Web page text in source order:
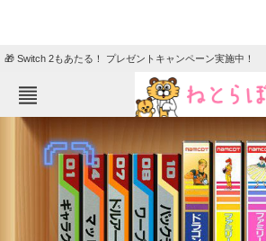
🎁 Switch 2もあたる！ プレゼントキャンペーン実施中！
ねとらぼメニュー
ニュース
クイズ
地域